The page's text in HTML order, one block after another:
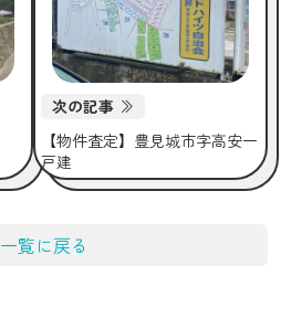
次の記事
【物件査定】豊見城市字高安一
戸建
一覧に戻る